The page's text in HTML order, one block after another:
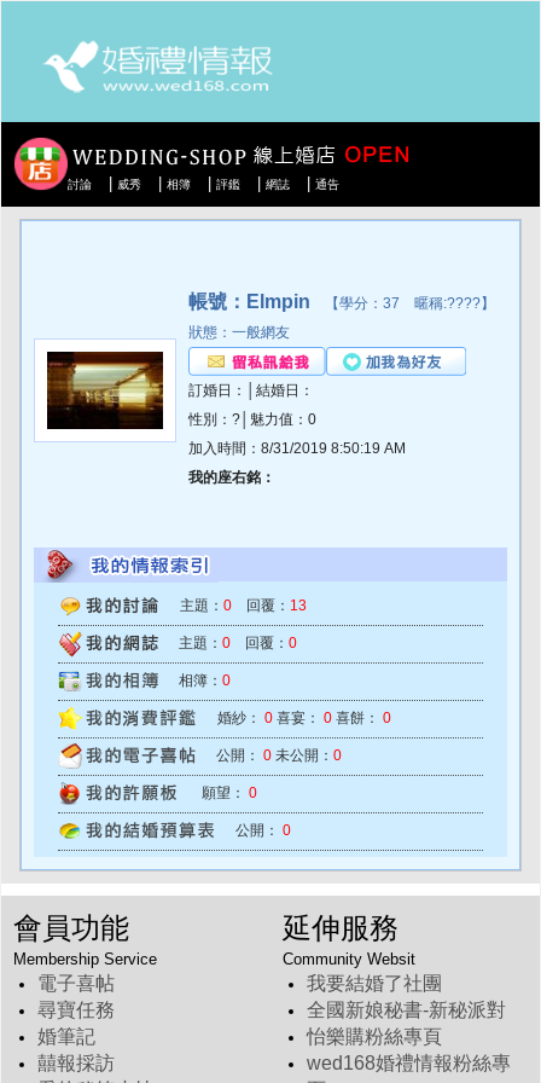
討論 威秀 相簿 評鑑 網誌 通告
帳號：Elmpin 【學分：37 暱稱:????】
狀態：一般網友
訂婚日：│結婚日：
性別：?│魅力值：0
加入時間：8/31/2019 8:50:19 AM
我的座右銘：
主題： 0 回覆： 13
主題： 0 回覆： 0
相簿： 0
婚紗： 0 喜宴： 0 喜餅： 0
公開： 0 未公開： 0
願望： 0
公開： 0
會員功能
Membership Service
電子喜帖
尋寶任務
婚筆記
囍報採訪
延伸服務
Community Websit
我要結婚了社團
全國新娘秘書-新秘派對
怡樂購粉絲專頁
wed168婚禮情報粉絲專